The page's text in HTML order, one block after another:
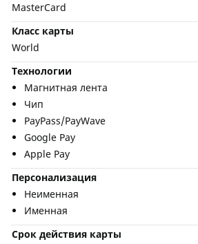
MasterCard
Класс карты
World
Технологии
Магнитная лента
Чип
PayPass/PayWave
Google Pay
Apple Pay
Персонализация
Неименная
Именная
Срок действия карты